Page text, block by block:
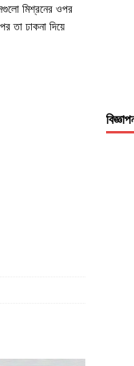
মিশ্রনের ওপর
তা ঢাকনা দিয়ে